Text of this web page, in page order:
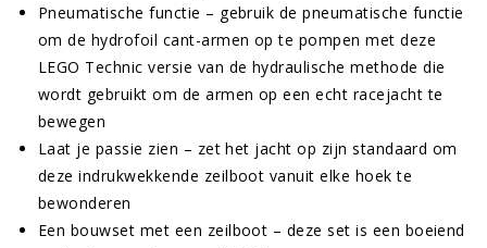
Pneumatische functie – gebruik de pneumatische functie
om de hydrofoil cant-armen op te pompen met deze
LEGO Technic versie van de hydraulische methode die
wordt gebruikt om de armen op een echt racejacht te
bewegen
Laat je passie zien – zet het jacht op zijn standaard om
deze indrukwekkende zeilboot vanuit elke hoek te
bewonderen
Een bouwset met een zeilboot – deze set is een boeiend